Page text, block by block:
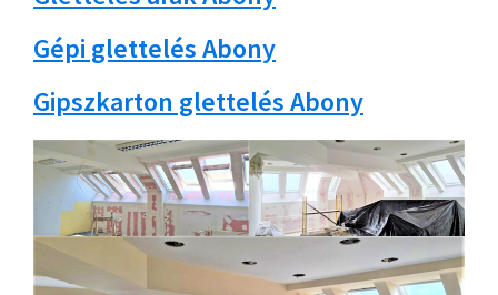
Gépi glettelés Abony
Gipszkarton glettelés Abony